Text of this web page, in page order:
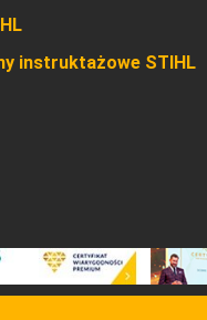
instruktażowe STIHL